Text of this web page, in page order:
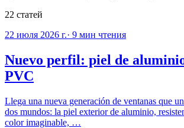
22 статей
22 июля 2026 г.· 9 мин чтения
Nuevo perfil: piel de
PVC
Llega una nueva generación de ventanas que
dos mundos: la piel exterior de aluminio,
color imaginable, …